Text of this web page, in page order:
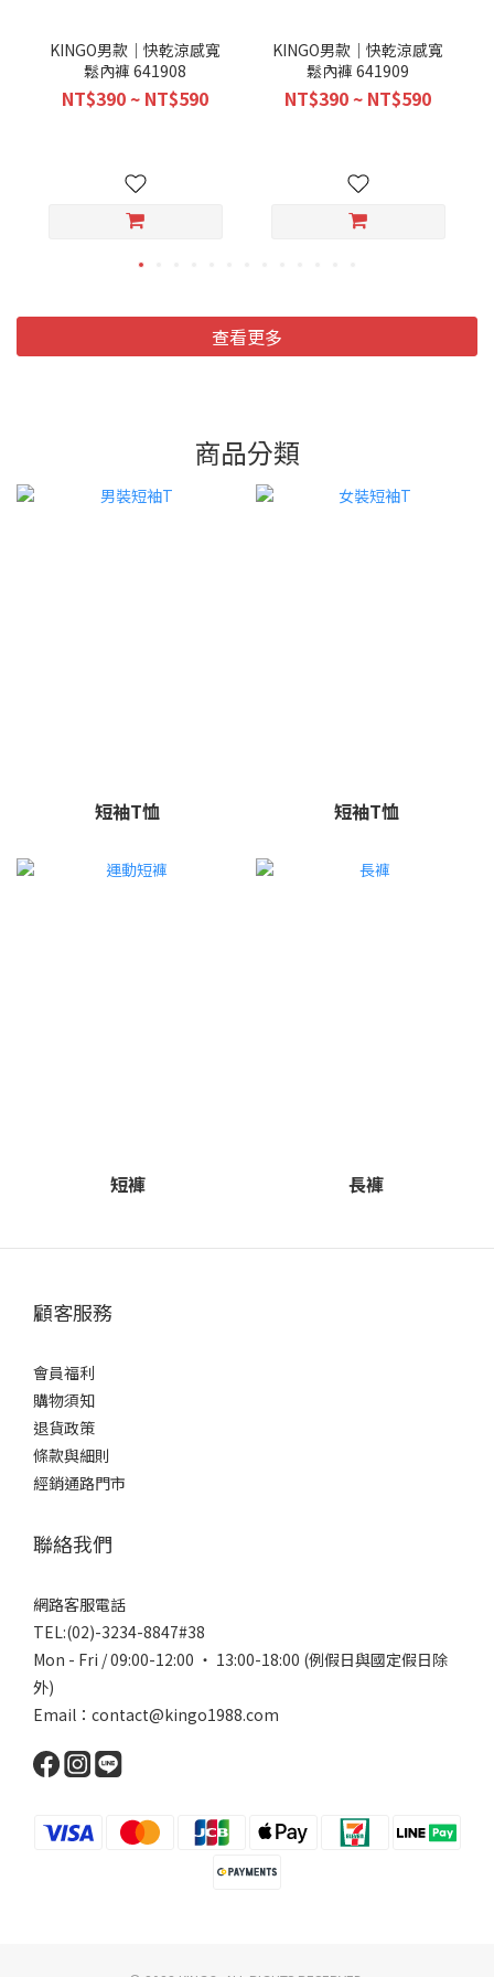
KINGO男款｜快乾涼感寬
鬆內褲 641908
NT$390 ~ NT$590
KINGO男款｜快乾涼感寬
鬆內褲 641909
NT$390 ~ NT$590
查看更多
商品分類
短袖T恤 短袖T恤
短褲 長褲
顧客服務
會員福利
購物須知
退貨政策
條款與細則
經銷通路門市
聯絡我們
網路客服電話
TEL:(02)-3234-8847#38
Mon - Fri / 09:00-12:00 ‧ 13:00-18:00 (例假日與國定假日除
外)
Email：contact@kingo1988.com